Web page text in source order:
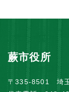
蕨市役所
〒335-8501 埼